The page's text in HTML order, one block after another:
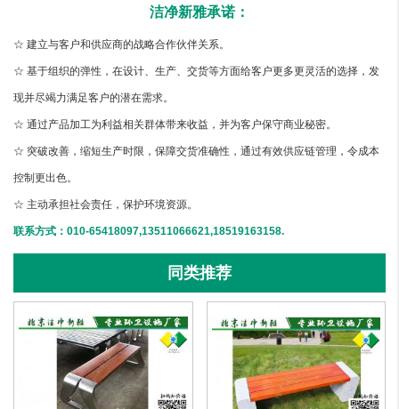
洁净新雅承诺：
☆ 建立与客户和供应商的战略合作伙伴关系。
☆ 基于组织的弹性，在设计、生产、交货等方面给客户更多更灵活的选择，发
现并尽竭力满足客户的潜在需求。
☆ 通过产品加工为利益相关群体带来收益，并为客户保守商业秘密。
☆ 突破改善，缩短生产时限，保障交货准确性，通过有效供应链管理，令成本
控制更出色。
☆ 主动承担社会责任，保护环境资源。
联系方式：010-65418097,13511066621,18519163158.
同类推荐